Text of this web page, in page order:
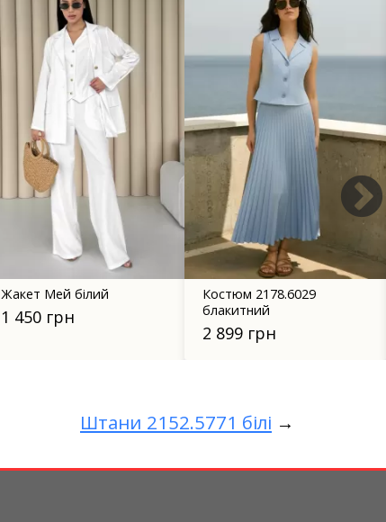
Жакет Мей білий
1 450 грн
Костюм 2178.6029
блакитний
2 899 грн
Штани 2152.5771 білі →